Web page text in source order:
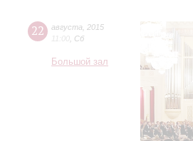
22 августа
2015
11:00 Сб
Большой зал